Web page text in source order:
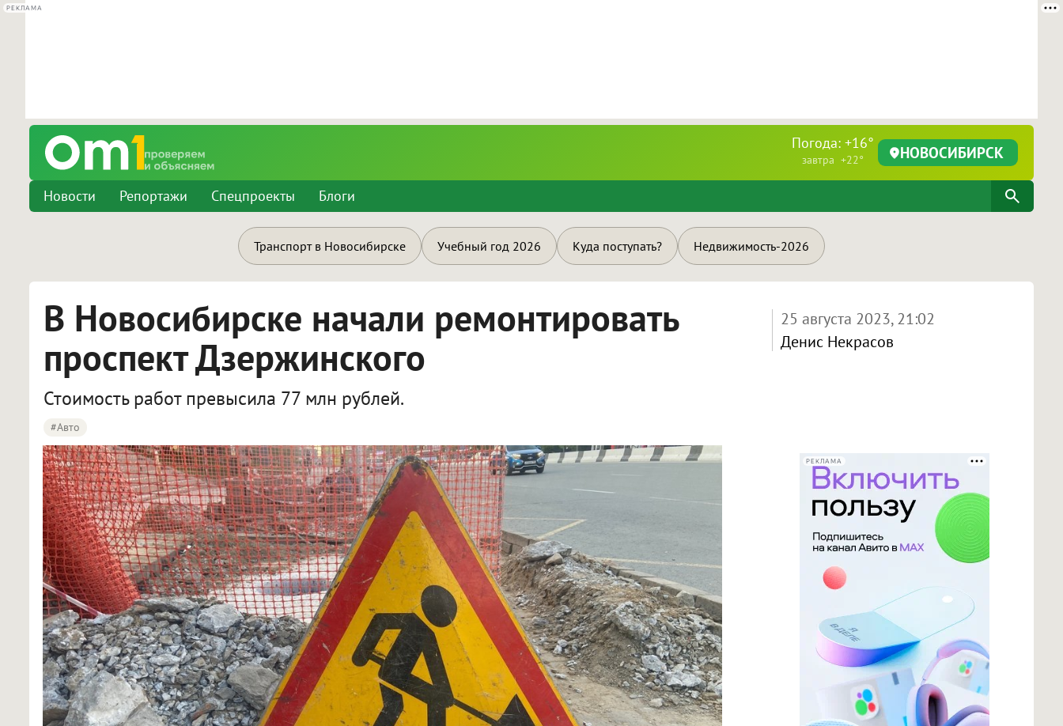
РЕКЛАМА
Погода: +16°
завтра +22° НОВОСИБИРСК
Новости Репортажи Спецпроекты Блоги
Транспорт в Новосибирске Учебный год 2026 Куда поступать? Недвижимость-2026
В Новосибирске начали ремонтировать
проспект Дзержинского
Стоимость работ превысила 77 млн рублей.
#Авто
25 августа 2023, 21:02
Денис Некрасов
РЕКЛАМА